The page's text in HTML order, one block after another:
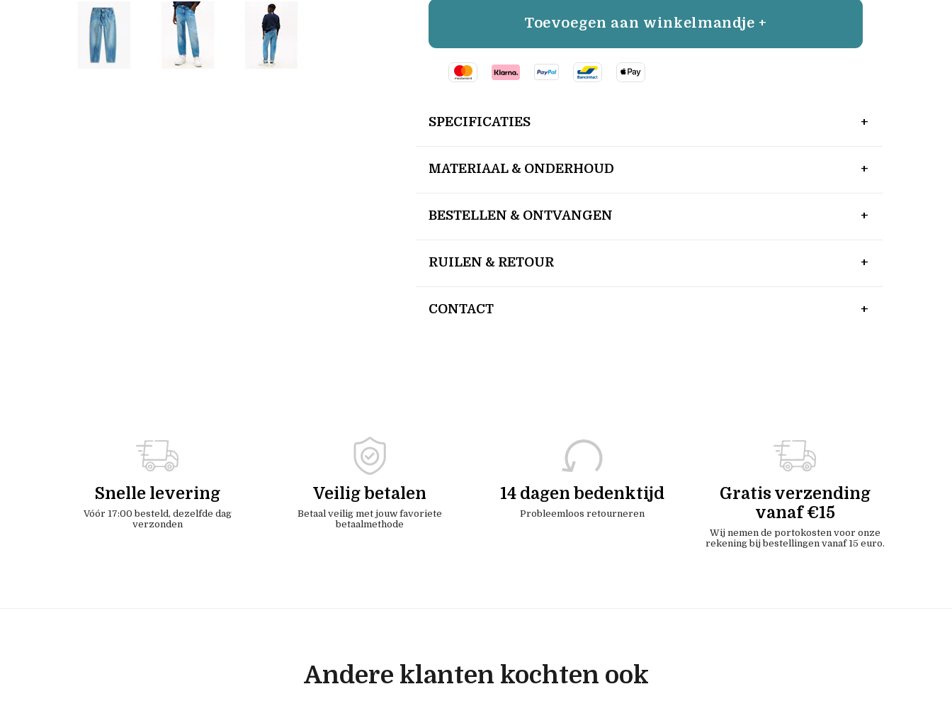
Toevoegen aan winkelmandje +
SPECIFICATIES
MATERIAAL & ONDERHOUD
BESTELLEN & ONTVANGEN
RUILEN & RETOUR
CONTACT
Snelle levering
Vóór 17:00 besteld, dezelfde dag
verzonden
Veilig betalen
Betaal veilig met jouw favoriete
betaalmethode
14 dagen bedenktijd
Probleemloos retourneren
Gratis verzending
vanaf €15
Wij nemen de portokosten voor onze
rekening bij bestellingen vanaf 15 euro.
Andere klanten kochten ook